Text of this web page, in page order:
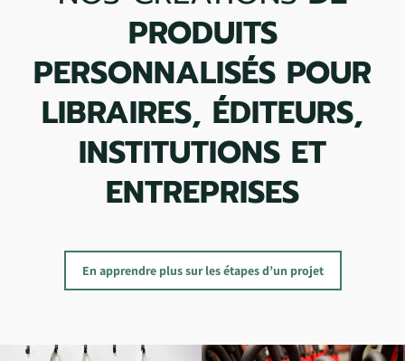
PRODUITS
PERSONNALISÉS POUR
LIBRAIRES, ÉDITEURS,
INSTITUTIONS ET
ENTREPRISES
En apprendre plus sur les étapes d’un projet